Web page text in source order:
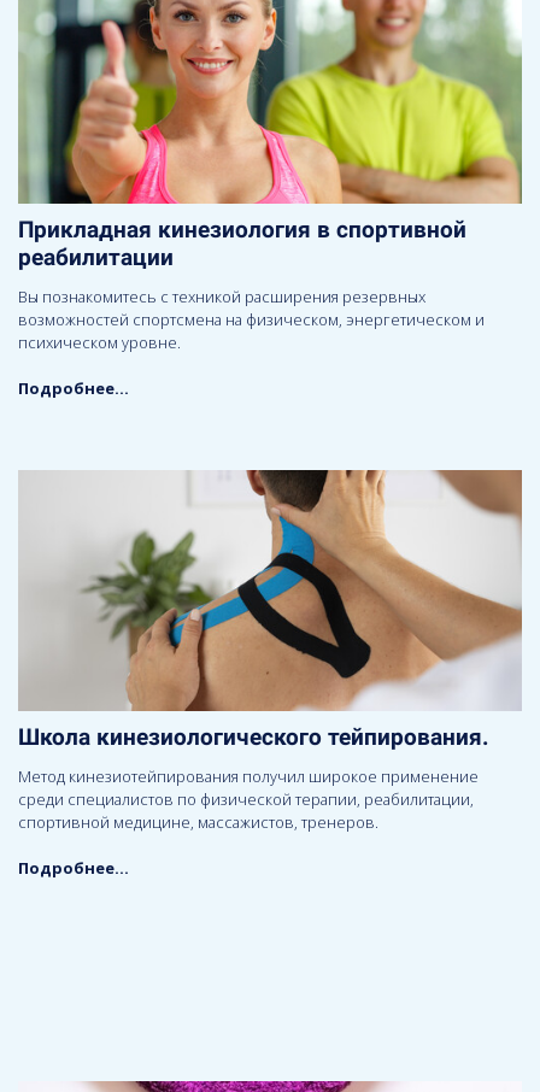
Прикладная кинезиология в спортивной
реабилитации
Вы познакомитесь с техникой расширения резервных
возможностей спортсмена на физическом, энергетическом и
психическом уровне.
Подробнее...
Школа кинезиологического тейпирования.
Метод кинезиотейпирования получил широкое применение
среди специалистов по физической терапии, реабилитации,
спортивной медицине, массажистов, тренеров.
Подробнее...